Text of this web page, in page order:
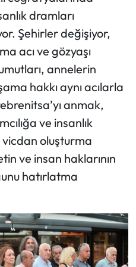
dramları
Şehirler değişiyor,
acı ve gözyaşı
annelerin
hakkı aynı acılarla
anmak,
ve insanlık
vicdan oluşturma
ve insan haklarının
hatırlatma